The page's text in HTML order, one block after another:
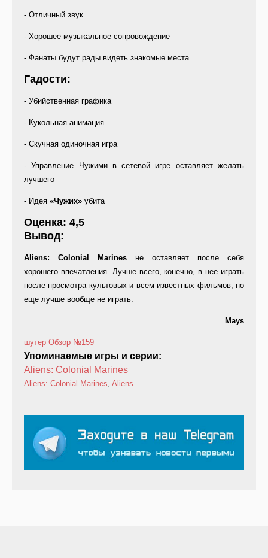
- Отличный звук
- Хорошее музыкальное сопровождение
- Фанаты будут рады видеть знакомые места
Гадости:
- Убийственная графика
- Кукольная анимация
- Скучная одиночная игра
- Управление Чужими в сетевой игре оставляет желать
лучшего
- Идея «Чужих» убита
Оценка: 4,5
Вывод:
Aliens: Colonial Marines не оставляет после себя
хорошего впечатления. Лучше всего, конечно, в нее играть
после просмотра культовых и всем известных фильмов, но
еще лучше вообще не играть.
Mays
шутер Обзор №159
Упоминаемые игры и серии:
Aliens: Colonial Marines
Aliens: Colonial Marines, Aliens